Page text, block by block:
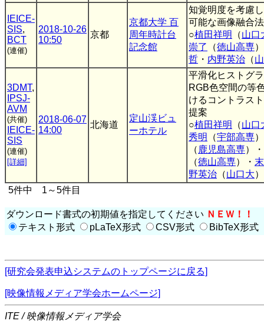
IEICE-
SIS,
BCT
(連催)
2018-10-26
10:50
京都
京都大学 百
周年時計台
記念館
知覚明度を考慮
可能な画像融合
○植田祥明 （山口
崇了
（徳山高専
哲 ・ 内野英治 （
3DMT,
IPSJ-
AVM
(共催)
IEICE-
SIS
(連催)
[詳細]
2018-06-07
14:00
北海道
定山渓ビュ
ーホテル
平滑化ヒストグ
RGB色空間の等
けるコントラス
提案
○植田祥明 （山口
秀明
（宇部高専
（ 鹿児島高専）・
（徳山高専）・
野英治 （山口大）
5件中 1～5件目
ダウンロード書式の初期値を指定してください ＮＥＷ！！
テキスト形式
pLaTeX形式 CSV形式 BibTeX形式
[研究会発表申込システムのトップページに戻る]
[映像情報メディア学会ホームページ]
ITE / 映像情報メディア学会